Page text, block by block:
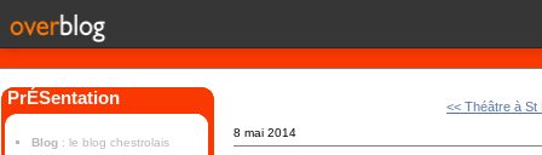
PrÉSentation
Blog : le blog chestrolais
<< Théâtre à St
8 mai 2014